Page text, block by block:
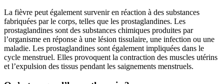
La fièvre peut également survenir en réaction à des substances
fabriquées par le corps, telles que les prostaglandines. Les
prostaglandines sont des substances chimiques produites par
l’organisme en réponse à une lésion tissulaire, une infection ou une
maladie. Les prostaglandines sont également impliquées dans le
cycle menstruel. Elles provoquent la contraction des muscles utérins
et l’expulsion des tissus pendant les saignements menstruels.